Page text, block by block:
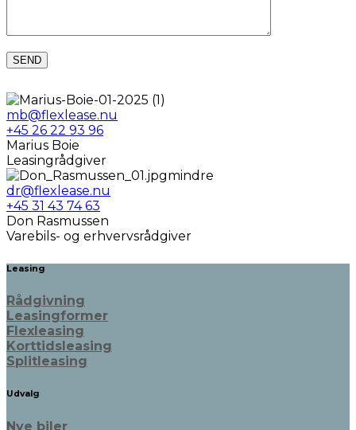
mb@flexlease.nu
+45 26 22 93 96
Marius Boie
Leasingrådgiver
dr@flexlease.nu
+45 31 43 74 63
Don Rasmussen
Varebils- og erhvervsrådgiver
Leasing
Rådgivning
Leasingformer
Flexleasing
Korttidsleasing
Splitleasing
Udvalg
Nye biler